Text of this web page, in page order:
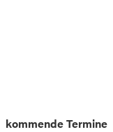
kommende Termine